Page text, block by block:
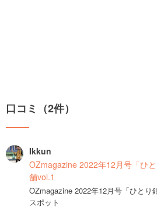
口コミ（2件）
Ikkun
OZmagazine 2022年12月号「ひ
舗vol.1
OZmagazine 2022年12月号「ひとり
スポット